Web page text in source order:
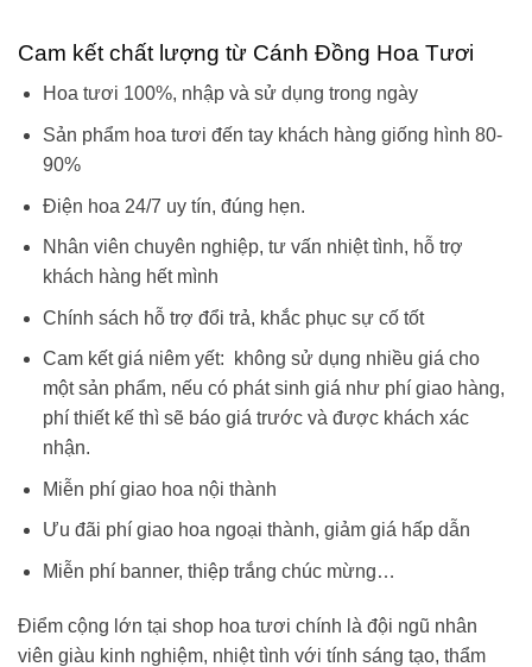
Cam kết chất lượng từ Cánh Đồng Hoa Tươi
Hoa tươi 100%, nhập và sử dụng trong ngày
Sản phẩm hoa tươi đến tay khách hàng giống hình 80-
90%
Điện hoa 24/7 uy tín, đúng hẹn.
Nhân viên chuyên nghiệp, tư vấn nhiệt tình, hỗ trợ
khách hàng hết mình
Chính sách hỗ trợ đổi trả, khắc phục sự cố tốt
Cam kết giá niêm yết: không sử dụng nhiều giá cho
một sản phẩm, nếu có phát sinh giá như phí giao hàng,
phí thiết kế thì sẽ báo giá trước và được khách xác
nhận.
Miễn phí giao hoa nội thành
Ưu đãi phí giao hoa ngoại thành, giảm giá hấp dẫn
Miễn phí banner, thiệp trắng chúc mừng…
Điểm cộng lớn tại shop hoa tươi chính là đội ngũ nhân
viên giàu kinh nghiệm, nhiệt tình với tính sáng tạo, thẩm